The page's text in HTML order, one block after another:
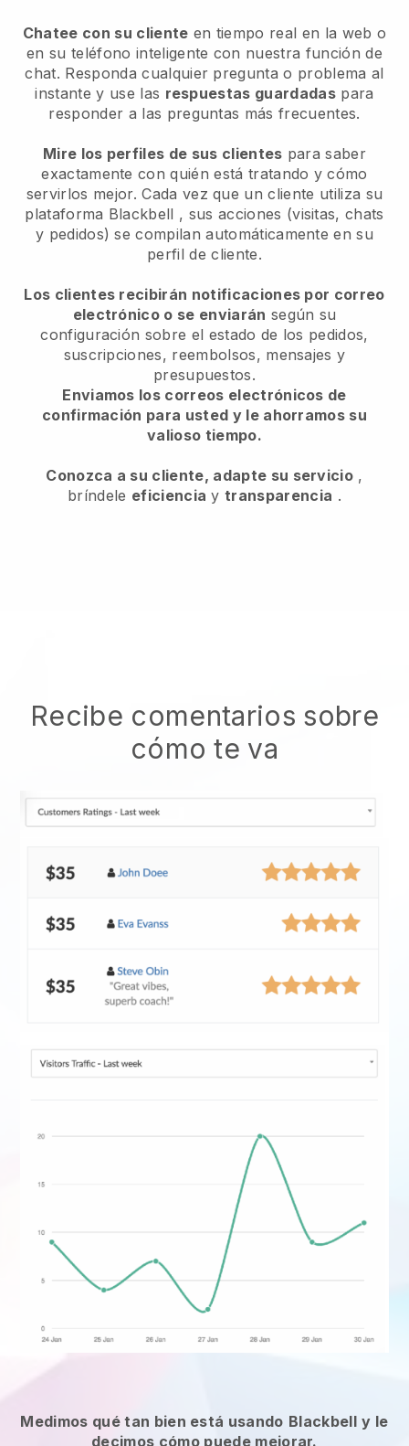
Chatee con su cliente en tiempo real en la web o
en su teléfono inteligente con nuestra función de
chat. Responda cualquier pregunta o problema al
instante y use las respuestas guardadaspara
responder a las preguntas más frecuentes.
Mire los perfiles de sus clientes para saber
exactamente con quién está tratando y cómo
servirlos mejor. Cada vez que un cliente utiliza su
plataforma Blackbell , sus acciones (visitas, chats
y pedidos) se compilan automáticamente en su
perfil de cliente.
Los clientes recibirán notificaciones por correo
electrónico o se enviarán según su
configuración sobre el estado de los pedidos,
suscripciones, reembolsos, mensajes y
presupuestos.
Enviamos los correos electrónicos de
confirmación para usted y le ahorramos su
valioso tiempo.
Conozca a su cliente, adapte su servicio ,
bríndele eficiencia ytransparencia .
Recibe comentarios sobre
cómo te va
Medimos qué tan bien está usando Blackbell y le
decimos cómo puede mejorar.